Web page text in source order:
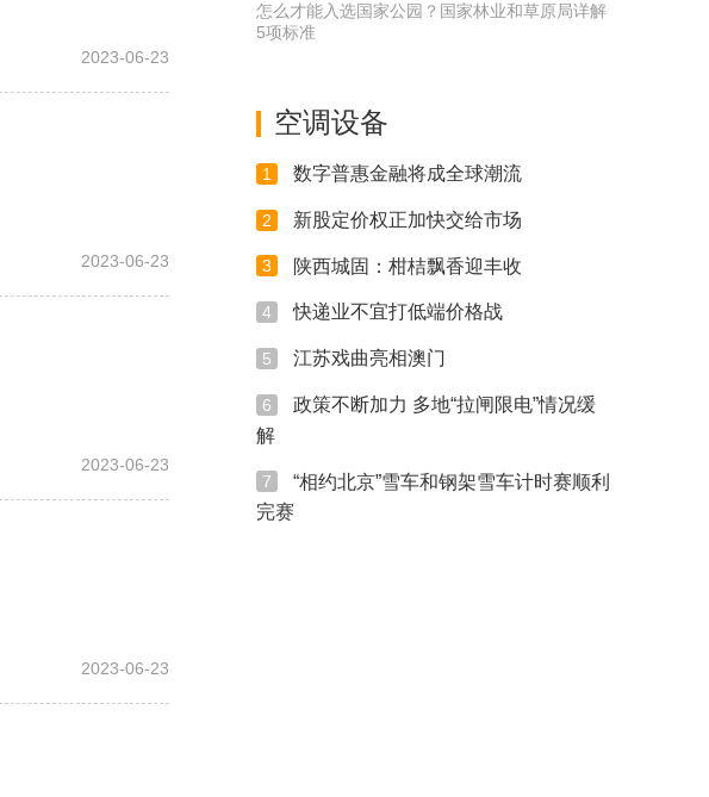
2023-06-23
2023-06-23
2023-06-23
2023-06-23
怎么才能入选国家公园？国家林业和草原局详解
5项标准
空调设备
1 数字普惠金融将成全球潮流
2 新股定价权正加快交给市场
3 陕西城固：柑桔飘香迎丰收
4 快递业不宜打低端价格战
5 江苏戏曲亮相澳门
6
政策不断加力 多地“拉闸限电”情况缓
解
7
“相约北京”雪车和钢架雪车计时赛顺利
完赛